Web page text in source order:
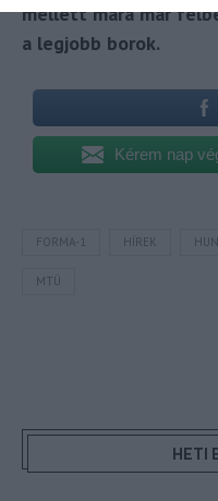
mellett mára már
a legjobb borok.
Kérem nap
FORMA-1 HÍREK
MTÜ
HETI